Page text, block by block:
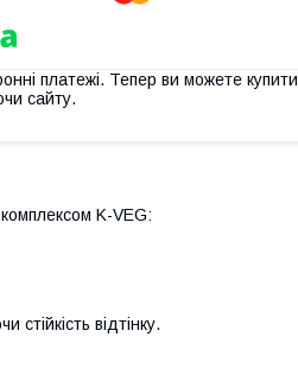
платежі. Тепер ви можете купити
сайту.
K-VEG:
відтінку.